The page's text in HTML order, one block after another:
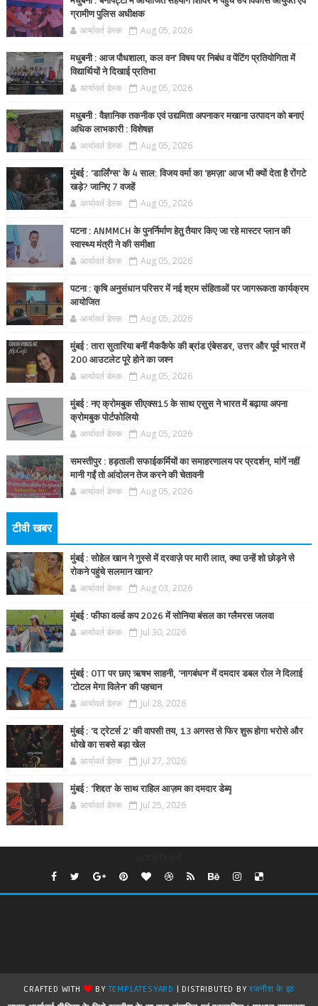
ग्रामीण पुलिस अधीक्षक
आर्यावर्त डेस्क Aug 05, 2026
मधुबनी : आज पौधशाला, कल वन' विषय पर निबंध व पेंटिंग प्रतियोगिता में
विद्यार्थियों ने दिखाई प्रतिभा
आर्यावर्त डेस्क Aug 05, 2026
मधुबनी : वैज्ञानिक तकनीक एवं उद्यमिता अपनाकर मखाना उत्पादन को बनाएं
अधिक लाभकारी : विशेषज्ञ
आर्यावर्त डेस्क Aug 05, 2026
मुंबई : 'डार्लिंग्स' के 4 साल: विजय वर्मा का 'हमज़ा' आज भी क्यों देता है रोंगटे
खड़े? जानिए 7 वजहें
आर्यावर्त डेस्क Aug 05, 2026
पटना : ANMMCH के पुनर्निर्माण हेतु तैयार किए जा रहे मास्टर प्लान की
स्वास्थ्य मंत्री ने की समीक्षा
आर्यावर्त डेस्क Aug 05, 2026
पटना : कृषि अनुसंधान परिसर में नई श्रम संहिताओं पर जागरूकता कार्यक्रम
आयोजित
आर्यावर्त डेस्क Aug 05, 2026
मुंबई : तारा सुतारिया बनीं मैककैफे की ब्रांड एंबेसडर, उत्तर और पूर्व भारत में
200 आउटलेट पूरे होने का जश्न
आर्यावर्त डेस्क Aug 05, 2026
मुंबई : नए क्रोमबुक सीएक्स15 के साथ एसुस ने भारत में बढ़ाया अपना
क्रोमबुक पोर्टफोलियो
आर्यावर्त डेस्क Aug 05, 2026
समस्तीपुर : हड़ताली सफाईकर्मियों का समाहरणालय पर प्रदर्शन, मांगें नहीं
मानी गईं तो आंदोलन तेज करने की चेतावनी
आर्यावर्त डेस्क Aug 05, 2026
टीवी खबर
मुंबई : सोहेल खान ने गुस्से में दरवाज़े पर मारी लात, क्या उन्हें शो छोड़ने से
रोकने पहुंचे सलमान खान?
आर्यावर्त डेस्क Aug 03, 2026
मुंबई : फीफा वर्ल्ड कप 2026 में सोनिया बंसल का ग्लैमरस जलवा
आर्यावर्त डेस्क Jul 30, 2026
मुंबई : OTT पर छाए ऋषभ साहनी, 'नागबंधन' में दमदार डबल रोल ने दिलाई
'टोटल मेगा विलेन' की पहचान
आर्यावर्त डेस्क Jul 28, 2026
मुंबई : 'द ट्रेटर्स 2' की वापसी तय, 13 अगस्त से फिर शुरू होगा भरोसे और
धोखे का सबसे बड़ा खेल
आर्यावर्त डेस्क Jul 27, 2026
मुंबई : 'शिद्दत' के साथ राहिल आज़म का दमदार डेब्यू
आर्यावर्त डेस्क Jul 25, 2026
CRAFTED WITH BYTEMPLATESYARD | DISTRIBUTED BYरजनीश के झा